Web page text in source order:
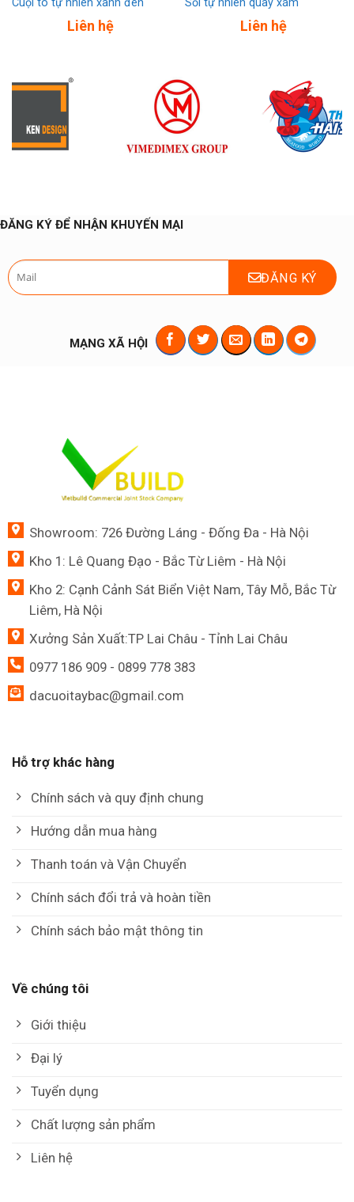
Liên hệ Liên hệ
ĐĂNG KÝ ĐỂ NHẬN KHUYẾN MẠI
MẠNG XÃ HỘI
Showroom: 726 Đường Láng - Đống Đa - Hà Nội
Kho 1: Lê Quang Đạo - Bắc Từ Liêm - Hà Nội
Kho 2: Cạnh Cảnh Sát Biển Việt Nam, Tây Mỗ, Bắc Từ
Liêm, Hà Nội
Xưởng Sản Xuất:TP Lai Châu - Tỉnh Lai Châu
0977 186 909 - 0899 778 383
dacuoitaybac@gmail.com
Hỗ trợ khác hàng
Chính sách và quy định chung
Hướng dẫn mua hàng
Thanh toán và Vận Chuyển
Chính sách đổi trả và hoàn tiền
Chính sách bảo mật thông tin
Về chúng tôi
Giới thiệu
Đại lý
Tuyển dụng
Chất lượng sản phẩm
Liên hệ